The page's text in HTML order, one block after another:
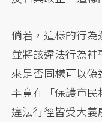
倘若，這樣的行為
並將該違法行為
來是否同樣可以偽
畢竟在「保護市
違法行徑皆受大